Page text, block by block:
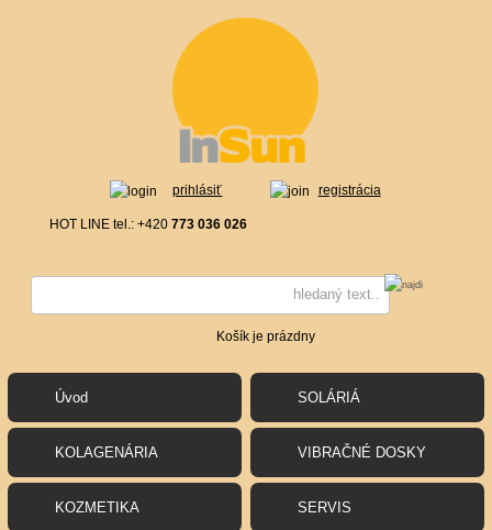
registrácia
prihlásiť
HOT LINE tel.: +420 773 036 026
Košík je prázdny
Úvod SOLÁRIÁ
KOLAGENÁRIA VIBRAČNÉ DOSKY
KOZMETIKA SERVIS